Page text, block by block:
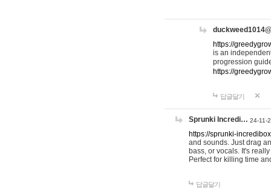
https://
is an
progression
https://
답글달기
Sprunki Incredi… 24-11-
https://sprunki-
and sounds. Just drag
bass, or vocals. It's
Perfect for killing time
답글달기